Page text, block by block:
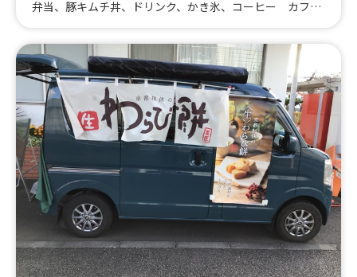
弁当、豚キムチ丼、ドリンク、かき氷、コーヒー カフェ